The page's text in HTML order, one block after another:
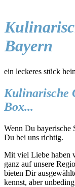
Bayern
ein leckeres stück
Kulinarische
Box...
Wenn Du bayerische
Du bei uns richtig.
Mit viel Liebe haben
ganz auf unsere
bieten Dir
kennst, aber